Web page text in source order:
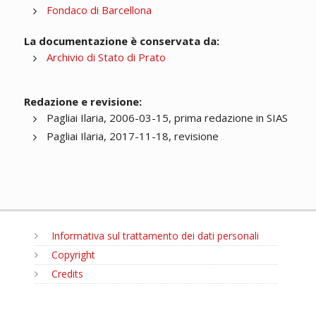
Fondaco di Barcellona
La documentazione è conservata da:
Archivio di Stato di Prato
Redazione e revisione:
Pagliai Ilaria, 2006-03-15, prima redazione in SIAS
Pagliai Ilaria, 2017-11-18, revisione
Informativa sul trattamento dei dati personali
Copyright
Credits